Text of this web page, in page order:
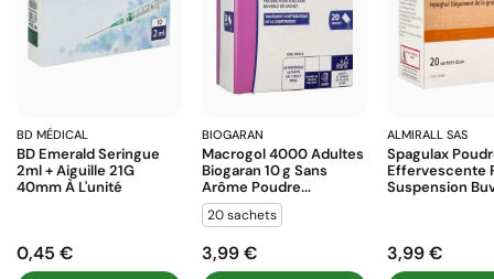
BD MÉDICAL
BD Emerald Seringue
2ml + Aiguille 21G
40mm À L'unité
Prix
0,45 €
BIOGARAN
Macrogol 4000 Adultes
Biogaran 10 G Sans
Arôme Poudre...
20 sachets
Prix
3,99 €
ALMIRALL SAS
Spagulax
Effervescente
Suspension
Prix
3,99 €